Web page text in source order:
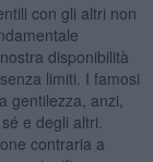
con gli altri non
disponibilità
limiti. I famosi
gentilezza, anzi,
e degli altri.
contraria a